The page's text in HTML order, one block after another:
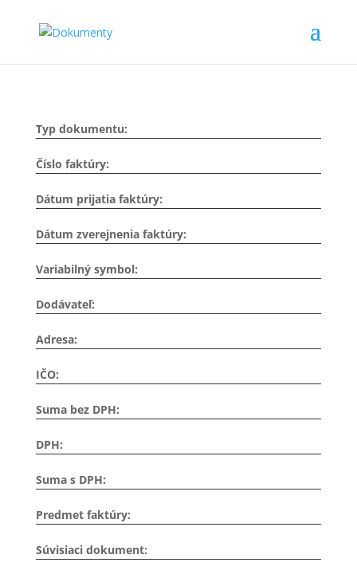
Typ dokumentu:
Číslo faktúry:
Dátum prijatia faktúry:
Dátum zverejnenia faktúry:
Variabilný symbol:
Dodávateľ:
Adresa:
IČO:
Suma bez DPH:
DPH:
Suma s DPH:
Predmet faktúry:
Súvisiaci dokument: